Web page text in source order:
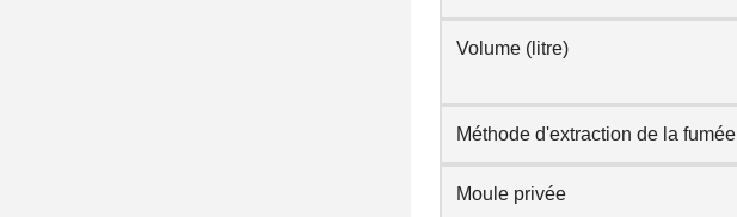
Volume (litre)
Méthode d'extraction de la fumée
Moule privée